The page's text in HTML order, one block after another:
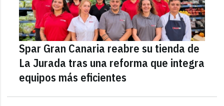
Spar Gran Canaria reabre su tienda de
La Jurada tras una reforma que integra
equipos más eficientes